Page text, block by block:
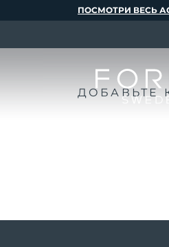
ДОБАВЬТЕ
ПОСМОТРИ ВЕСЬ